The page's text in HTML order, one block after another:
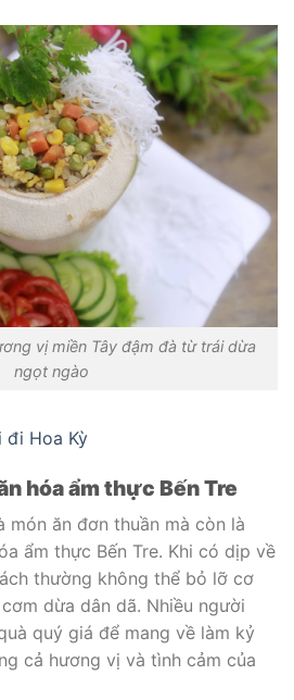
vị miền Tây đậm đà từ trái dừa
ngọt ngào
đi Hoa Kỳ
hóa ẩm thực Bến Tre
món ăn đơn thuần mà còn là
ẩm thực Bến Tre. Khi có dịp về
thường không thể bỏ lỡ cơ
dừa dân dã. Nhiều người
quý giá để mang về làm kỷ
cả hương vị và tình cảm của